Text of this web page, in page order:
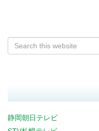
静岡朝日テレビ